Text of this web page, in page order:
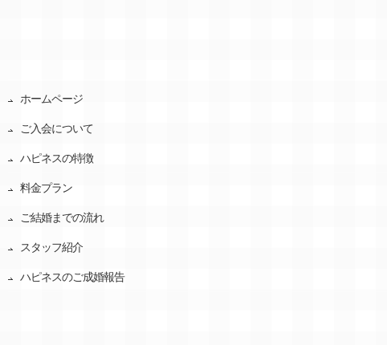
ホームページ
ご入会について
ハピネスの特徴
料金プラン
ご結婚までの流れ
スタッフ紹介
ハピネスのご成婚報告